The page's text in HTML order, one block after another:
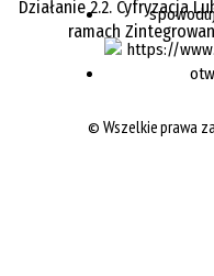
Działanie 2.2. Cyfryzacja
ramach
©Wszelkie prawa